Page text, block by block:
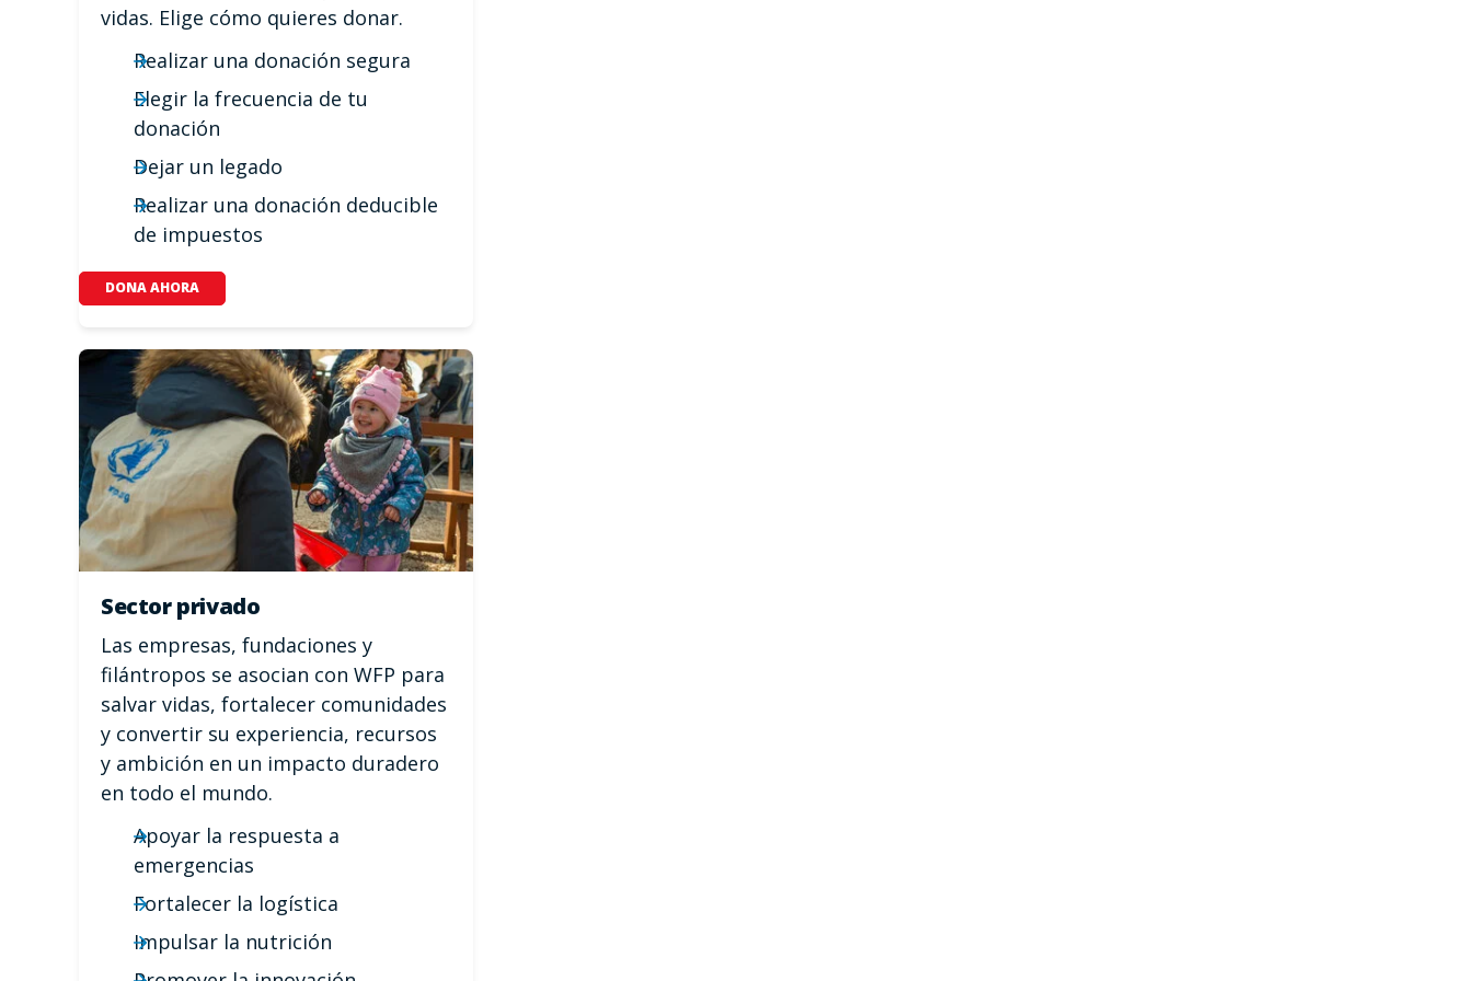
vidas. Elige cómo quieres donar.
Realizar una donación segura
Elegir la frecuencia de tu
donación
Dejar un legado
Realizar una donación deducible
de impuestos
DONA AHORA
Sector privado
Las empresas, fundaciones y
filántropos se asocian con WFP para
salvar vidas, fortalecer comunidades
y convertir su experiencia, recursos
y ambición en un impacto duradero
en todo el mundo.
Apoyar la respuesta a
emergencias
Fortalecer la logística
Impulsar la nutrición